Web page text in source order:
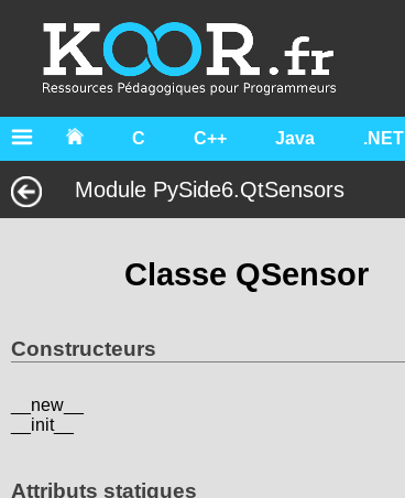
C C++ Java .NET
Module PySide6.QtSensors
Classe QSensor
Constructeurs
__new__
__init__
Attributs statiques